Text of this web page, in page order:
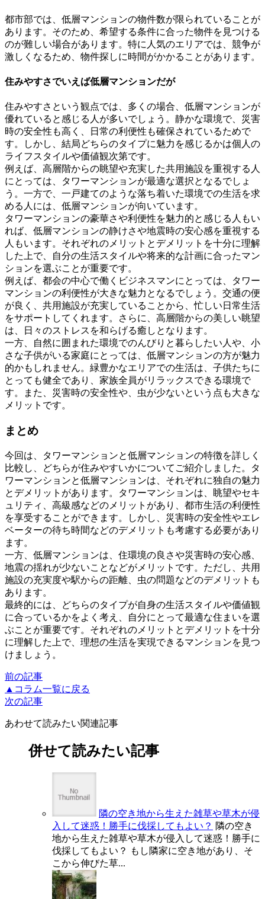
都市部では、低層マンションの物件数が限られていることが
あります。そのため、希望する条件に合った物件を見つける
のが難しい場合があります。特に人気のエリアでは、競争が
激しくなるため、物件探しに時間がかかることがあります。
住みやすさでいえば低層マンションだが
住みやすさという観点では、多くの場合、低層マンションが
優れていると感じる人が多いでしょう。静かな環境で、災害
時の安全性も高く、日常の利便性も確保されているためで
す。しかし、結局どちらのタイプに魅力を感じるかは個人の
ライフスタイルや価値観次第です。
例えば、高層階からの眺望や充実した共用施設を重視する人
にとっては、タワーマンションが最適な選択となるでしょ
う。一方で、一戸建てのような落ち着いた環境での生活を求
める人には、低層マンションが向いています。
タワーマンションの豪華さや利便性を魅力的と感じる人もい
れば、低層マンションの静けさや地震時の安心感を重視する
人もいます。それぞれのメリットとデメリットを十分に理解
した上で、自分の生活スタイルや将来的な計画に合ったマン
ションを選ぶことが重要です。
例えば、都会の中心で働くビジネスマンにとっては、タワー
マンションの利便性が大きな魅力となるでしょう。交通の便
が良く、共用施設が充実していることから、忙しい日常生活
をサポートしてくれます。さらに、高層階からの美しい眺望
は、日々のストレスを和らげる癒しとなります。
一方、自然に囲まれた環境でのんびりと暮らしたい人や、小
さな子供がいる家庭にとっては、低層マンションの方が魅力
的かもしれません。緑豊かなエリアでの生活は、子供たちに
とっても健全であり、家族全員がリラックスできる環境で
す。また、災害時の安全性や、虫が少ないという点も大きな
メリットです。
まとめ
今回は、タワーマンションと低層マンションの特徴を詳しく
比較し、どちらが住みやすいかについてご紹介しました。タ
ワーマンションと低層マンションは、それぞれに独自の魅力
とデメリットがあります。タワーマンションは、眺望やセキ
ュリティ、高級感などのメリットがあり、都市生活の利便性
を享受することができます。しかし、災害時の安全性やエレ
ベーターの待ち時間などのデメリットも考慮する必要があり
ます。
一方、低層マンションは、住環境の良さや災害時の安心感、
地震の揺れが少ないことなどがメリットです。ただし、共用
施設の充実度や駅からの距離、虫の問題などのデメリットも
あります。
最終的には、どちらのタイプが自身の生活スタイルや価値観
に合っているかをよく考え、自分にとって最適な住まいを選
ぶことが重要です。それぞれのメリットとデメリットを十分
に理解した上で、理想の生活を実現できるマンションを見つ
けましょう。
前の記事
▲コラム一覧に戻る
次の記事
あわせて読みたい関連記事
併せて読みたい記事
隣の空き地から生えた雑草や草木が侵
入して迷惑！勝手に伐採してもよい？ 隣の空き
地から生えた雑草や草木が侵入して迷惑！勝手に
伐採してもよい？ もし隣家に空き地があり、そ
こから伸びた草...